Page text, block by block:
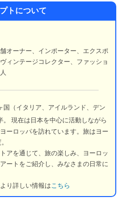
トについて
オーナー、インポーター、エクスポ
ィンテージコレクター、ファッショ
国（イタリア、アイルランド、デン
現在は日本を中心に活動しながら
ーロッパを訪れています。旅はヨー
アを通じて、旅の楽しみ、ヨーロッ
ートをご紹介し、みなさまの日常に
り詳しい情報はこちら